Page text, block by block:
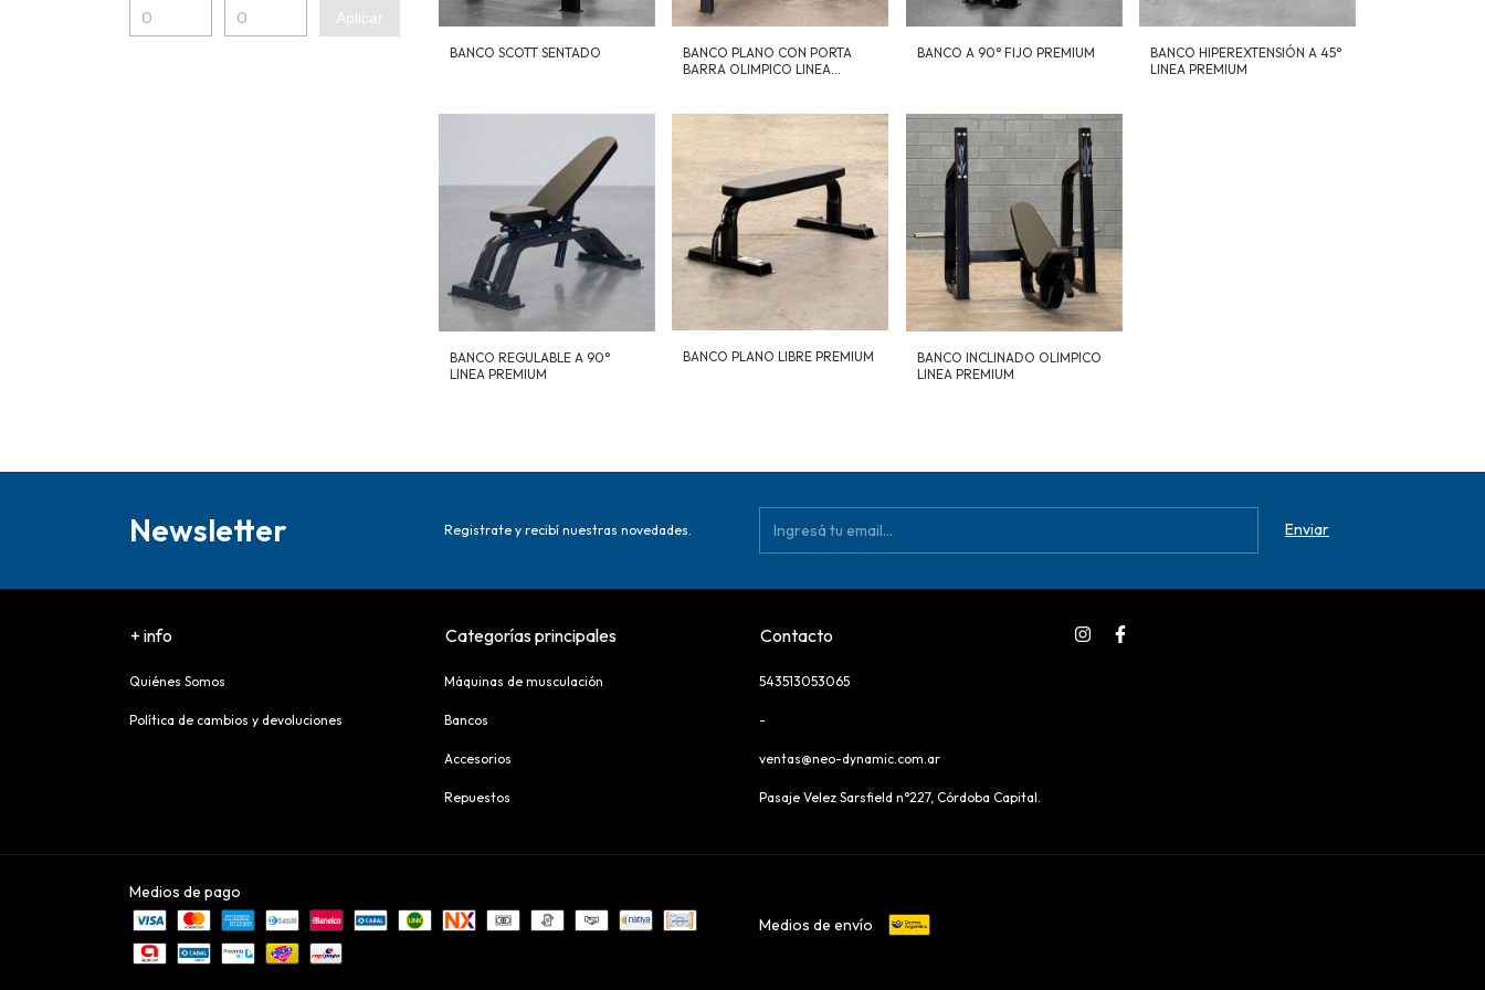
Aplicar
BANCO SCOTT SENTADO
BANCO PLANO CON PORTA
BARRA OLIMPICO LINEA
BANCO A 90° FIJO PREMIUM
BANCO HIPEREXTENSIÓN A 45°
LINEA PREMIUM
BANCO REGULABLE A 90°
LINEA PREMIUM
BANCO PLANO LIBRE PREMIUM
BANCO INCLINADO OLIMPICO
LINEA PREMIUM
Newsletter Registrate y recibí nuestras novedades.
+ info
Quiénes Somos
Política de cambios y devoluciones
Categorías principales
Máquinas de musculación
Bancos
Accesorios
Repuestos
Contacto
543513053065
-
ventas@neo-dynamic.com.ar
Pasaje Velez Sarsfield n°227, Córdoba Capital.
Medios de pago
Medios de envío